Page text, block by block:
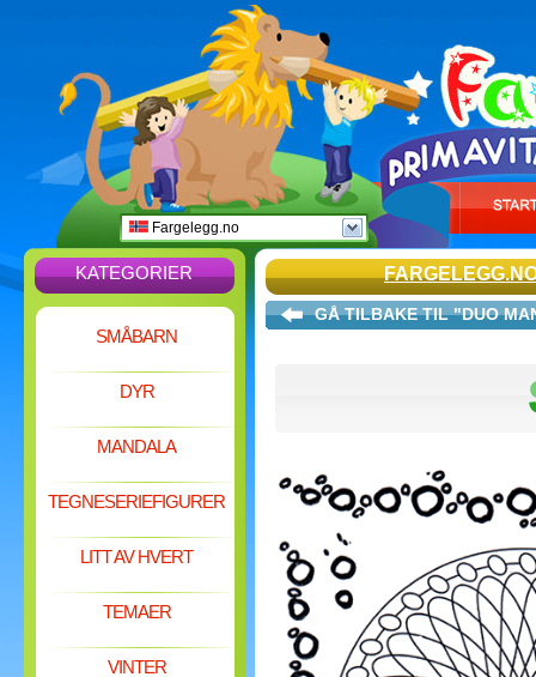
Fargelegg.no
KATEGORIER
SMÅBARN
DYR
MANDALA
TEGNESERIEFIGURER
LITT AV HVERT
TEMAER
VINTER
GÅ TILBAKE TIL "DUO